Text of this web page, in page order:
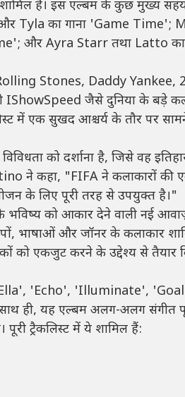
शामिल है। इस एल्बम के कुछ मुख्य
Tyla का गाना 'Game Time';
और Ayra Starr तथा Latto का
Stones, Daddy Yankee,
​​जैसे दुनिया के बड़े
में एक सुखद आश्चर्य के तौर पर
को दर्शाना है, जिसे वह
ने कहा, "FIFA ने कलाकारों की
के लिए पूरी तरह से उपयुक्त है।"
भविष्य को आकार देने वाली नई
भाषाओं और जॉनर के कलाकार
को एकजुट करने के उद्देश्य से तैयार
'Echo', 'Illuminate',
ही, यह एल्बम अलग-अलग संगीत
पूरी ट्रैकलिस्ट में ये शामिल हैं: